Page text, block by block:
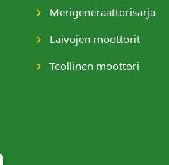
Merigeneraattorisarja
Laivojen moottorit
Teollinen moottori